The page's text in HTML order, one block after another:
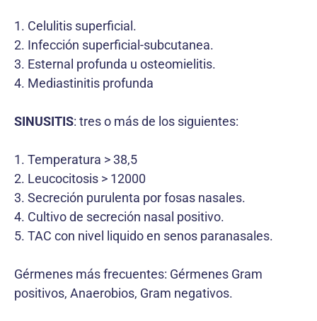
1. Celulitis superficial.
2. Infección superficial-subcutanea.
3. Esternal profunda u osteomielitis.
4. Mediastinitis profunda
SINUSITIS: tres o más de los siguientes:
1. Temperatura > 38,5
2. Leucocitosis > 12000
3. Secreción purulenta por fosas nasales.
4. Cultivo de secreción nasal positivo.
5. TAC con nivel liquido en senos paranasales.
Gérmenes más frecuentes: Gérmenes Gram
positivos, Anaerobios, Gram negativos.